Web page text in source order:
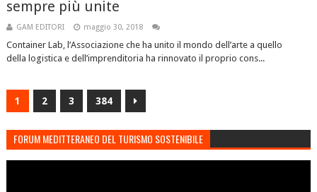
sempre più unite
GAM EDITORI maggio 30, 2018
Container Lab, l’Associazione che ha unito il mondo dell’arte a quello
della logistica e dell’imprenditoria ha rinnovato il proprio cons...
1 2 3 384
FORUM MEDITTERANEO DEL TURISMO SOSTENIBILE